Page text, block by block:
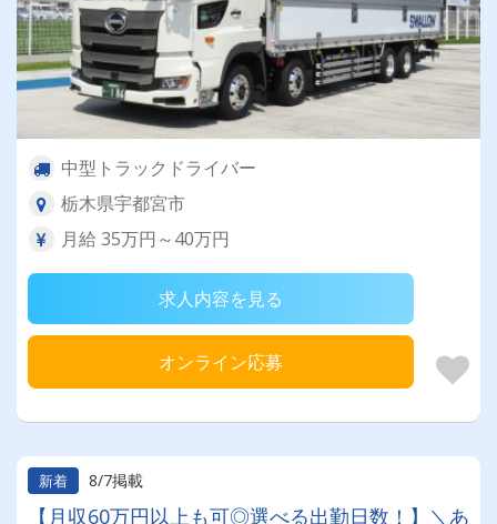
中型トラックドライバー
栃木県宇都宮市
月給 35万円～40万円
求人内容を見る
オンライン応募
新着 8/7掲載
【月収60万円以上も可◎選べる出勤日数！】＼あ